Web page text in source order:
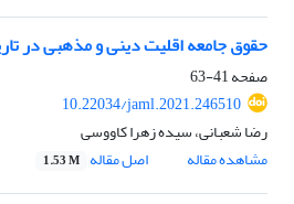
حقوق جامعه اقلیت دینی و مذهبی در
صفحه41-63
10.22034/jaml.2021.246510
رضا شعبانی، سیده زهرا کاووسی
مشاهده مقاله
اصل مقاله 1.53 M